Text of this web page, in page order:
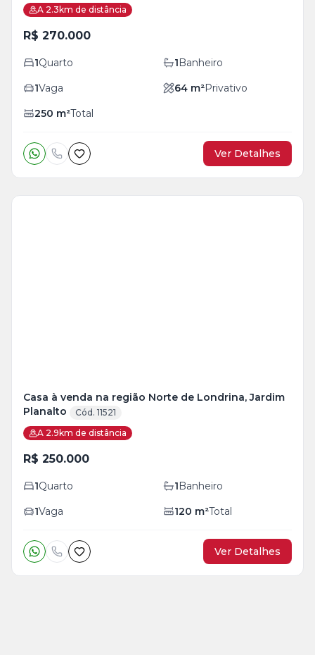
A 2.3km de distância
R$ 270.000
1Quarto 1 Banheiro
1Vaga 64 m²Privativo
250 m²Total
Ver Detalhes
Casa à venda na região Norte de Londrina, Jardim
Planalto
Cód. 11521
A 2.9km de distância
R$ 250.000
1Quarto 1Banheiro
1Vaga 120 m²Total
Ver Detalhes